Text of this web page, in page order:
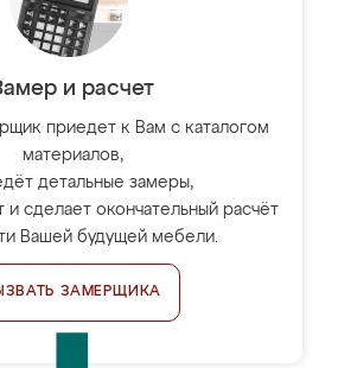
и расчет
приедет к Вам с каталогом
материалов,
детальные замеры,
и сделает окончательный расчёт
Вашей будущей мебели.
ЗАМЕРЩИКА